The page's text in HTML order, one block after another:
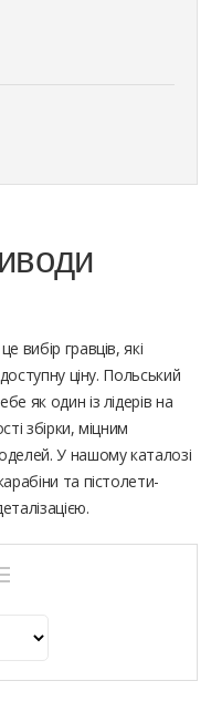
вибір гравців, які
ціну. Польський
як один із лідерів на
збірки, міцним
У нашому каталозі
та пістолети-